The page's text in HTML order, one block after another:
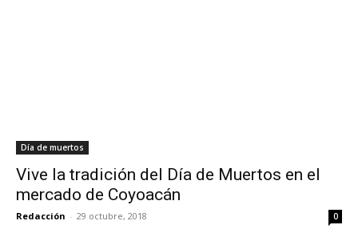
Día de muertos
Vive la tradición del Día de Muertos en el
mercado de Coyoacán
Redacción - 29 octubre, 2018 0